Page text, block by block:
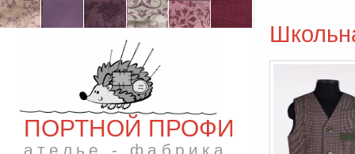
ПОРТНОЙ ПРОФИ
ателье - фабрика